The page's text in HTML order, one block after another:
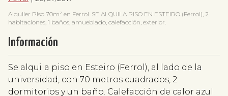
Alquiler Piso 70m² en Ferrol. SE ALQUILA PISO EN ESTEIRO (Ferrol), 2
habitaciones, 1 baños, amueblado, calefacción, exterior.
Información
Se alquila piso en Esteiro (Ferrol), al lado de la
universidad, con 70 metros cuadrados, 2
dormitorios y un baño. Calefacción de calor azul.